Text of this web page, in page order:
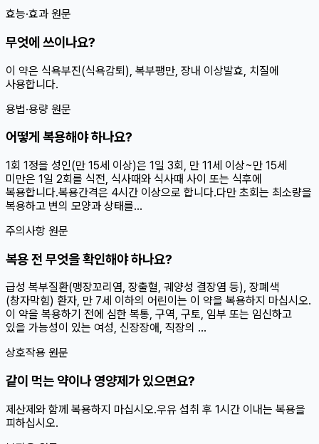
효능·효과 원문
무엇에 쓰이나요?
이 약은 식욕부진(식욕감퇴), 복부팽만, 장내 이상발효, 치질에
사용합니다.
용법·용량 원문
어떻게 복용해야 하나요?
1회 1정을 성인(만 15세 이상)은 1일 3회, 만 11세 이상~만 15세
미만은 1일 2회를 식전, 식사때와 식사때 사이 또는 식후에
복용합니다.복용간격은 4시간 이상으로 합니다.다만 초회는 최소량을
복용하고 변의 모양과 상태를...
주의사항 원문
복용 전 무엇을 확인해야 하나요?
급성 복부질환(맹장꼬리염, 장출혈, 궤양성 결장염 등), 장폐색
(창자막힘) 환자, 만 7세 이하의 어린이는 이 약을 복용하지 마십시오.
이 약을 복용하기 전에 심한 복통, 구역, 구토, 임부 또는 임신하고
있을 가능성이 있는 여성, 신장장애, 직장의 ...
상호작용 원문
같이 먹는 약이나 영양제가 있으면요?
제산제와 함께 복용하지 마십시오.우유 섭취 후 1시간 이내는 복용을
피하십시오.